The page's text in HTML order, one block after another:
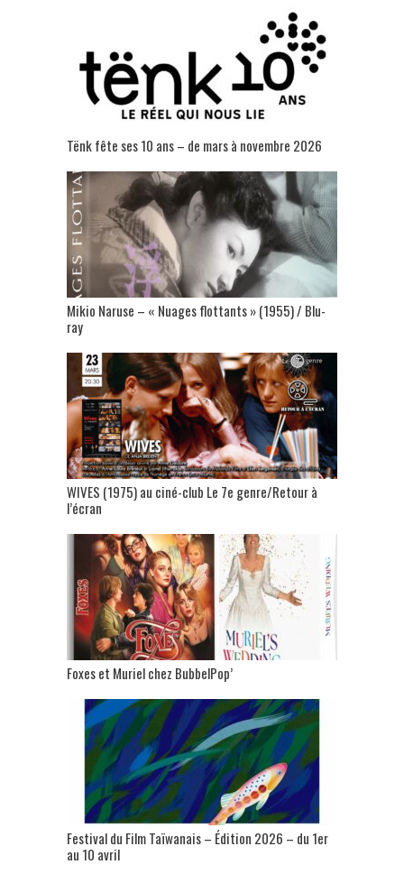
Tënk fête ses 10 ans – de mars à novembre 2026
Mikio Naruse – « Nuages flottants » (1955) / Blu-
ray
WIVES (1975) au ciné-club Le 7e genre/Retour à
l’écran
Foxes et Muriel chez BubbelPop’
Festival du Film Taïwanais – Édition 2026 – du 1er
au 10 avril